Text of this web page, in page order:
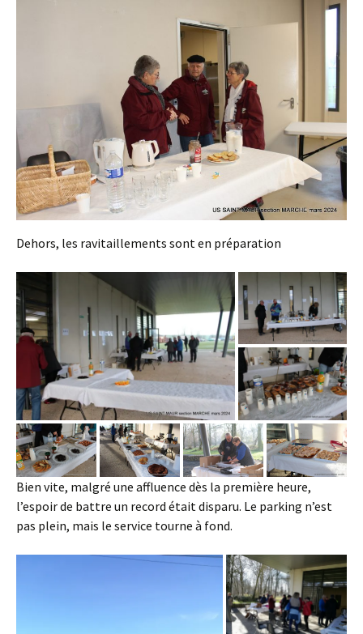
Dehors, les ravitaillements sont en préparation
Bien vite, malgré une affluence dès la première heure,
l’espoir de battre un record était disparu. Le parking n’est
pas plein, mais le service tourne à fond.